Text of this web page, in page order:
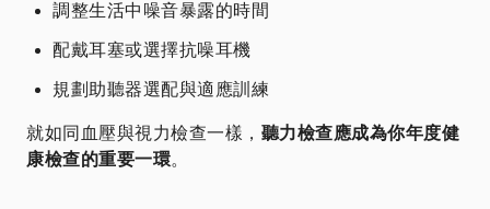
調整生活中噪音暴露的時間
配戴耳塞或選擇抗噪耳機
規劃助聽器選配與適應訓練
就如同血壓與視力檢查一樣， 聽力檢查應成為你年度健
康檢查的重要一環。